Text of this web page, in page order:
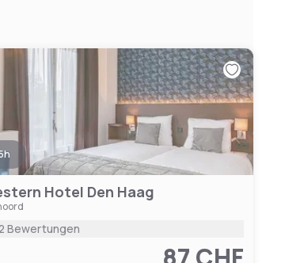
Hotel Den Haag
Bewertungen